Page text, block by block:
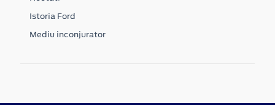
Istoria Ford
Mediu inconjurator